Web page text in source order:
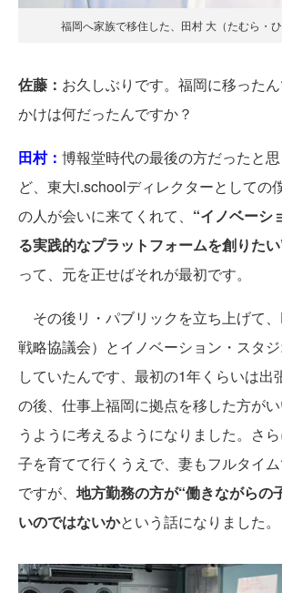
福岡へ家族で移住した、田村 大（たむら・ひ
佐藤： お久しぶりです。福岡に移った
かけは何だったんですか？
田村： 博報堂時代の最後の方だったと
ど、東大i.schoolディレクターとしての
の人が会いに来てくれて、 “イノベーシ
る実践的なプラットフォームを創りた
って、元を正せばそれが最初です。
その後リ・パブリックを立ち上げて
戦略協議会）とイノベーション・スタ
していたんです、最初の1年くらいは出
の後、仕事上福岡に拠点を移した方が
うように考えるようになりました。さ
子を育てて行くうえで、妻もフルタイ
ですが、 地方勤務の方が“働きながらの
いのではないかという話になりました。